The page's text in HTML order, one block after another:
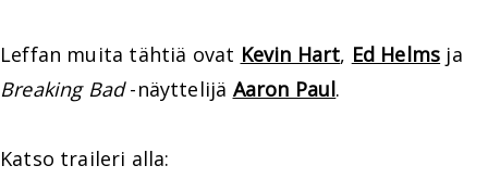
Leffan muita tähtiä ovat Kevin Hart, Ed Helms ja
Breaking Bad-näyttelijä Aaron Paul.
Katso traileri alla: